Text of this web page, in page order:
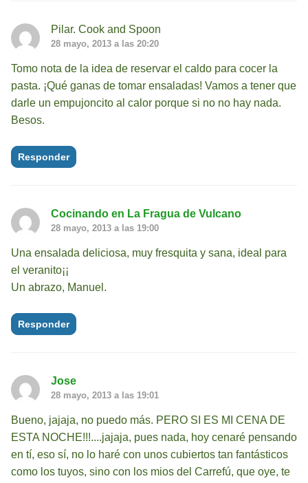
Pilar. Cook and Spoon
28 mayo, 2013 a las 20:20
Tomo nota de la idea de reservar el caldo para cocer la
pasta. ¡Qué ganas de tomar ensaladas! Vamos a tener que
darle un empujoncito al calor porque si no no hay nada.
Besos.
Responder
Cocinando en La Fragua de Vulcano
28 mayo, 2013 a las 19:00
Una ensalada deliciosa, muy fresquita y sana, ideal para
el veranito¡¡
Un abrazo, Manuel.
Responder
Jose
28 mayo, 2013 a las 19:01
Bueno, jajaja, no puedo más. PERO SI ES MI CENA DE
ESTA NOCHE!!!....jajaja, pues nada, hoy cenaré pensando
en tí, eso sí, no lo haré con unos cubiertos tan fantásticos
como los tuyos, sino con los mios del Carrefú, que oye, te